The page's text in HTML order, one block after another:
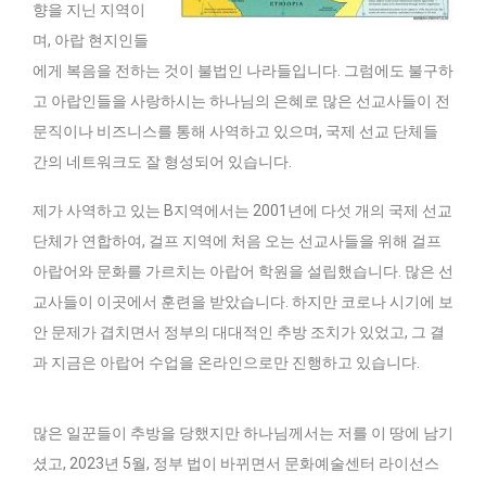
향을 지닌 지역이
며, 아랍 현지인들
에게 복음을 전하는 것이 불법인 나라들입니다. 그럼에도 불구하
고 아랍인들을 사랑하시는 하나님의 은혜로 많은 선교사들이 전
문직이나 비즈니스를 통해 사역하고 있으며, 국제 선교 단체들
간의 네트워크도 잘 형성되어 있습니다.
제가 사역하고 있는 B지역에서는 2001년에 다섯 개의 국제 선교
단체가 연합하여, 걸프 지역에 처음 오는 선교사들을 위해 걸프
아랍어와 문화를 가르치는 아랍어 학원을 설립했습니다. 많은 선
교사들이 이곳에서 훈련을 받았습니다. 하지만 코로나 시기에 보
안 문제가 겹치면서 정부의 대대적인 추방 조치가 있었고, 그 결
과 지금은 아랍어 수업을 온라인으로만 진행하고 있습니다.
많은 일꾼들이 추방을 당했지만 하나님께서는 저를 이 땅에 남기
셨고, 2023년 5월, 정부 법이 바뀌면서 문화예술센터 라이선스